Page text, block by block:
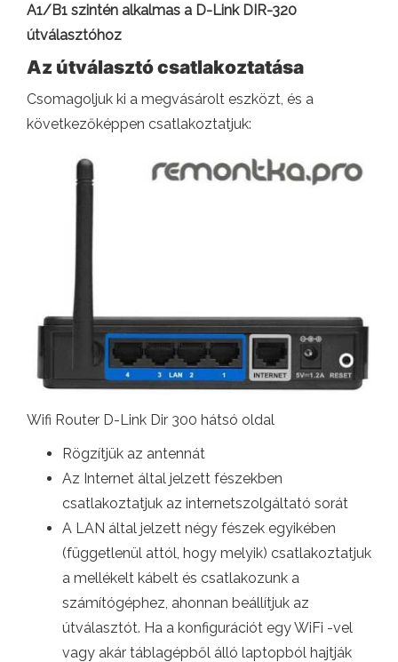
A1/B1 szintén alkalmas a D-Link DIR-320
útválasztóhoz
Az útválasztó csatlakoztatása
Csomagoljuk ki a megvásárolt eszközt, és a
következőképpen csatlakoztatjuk:
Wifi Router D-Link Dir 300 hátsó oldal
Rögzítjük az antennát
Az Internet által jelzett fészekben
csatlakoztatjuk az internetszolgáltató sorát
A LAN által jelzett négy fészek egyikében
(függetlenül attól, hogy melyik) csatlakoztatjuk
a mellékelt kábelt és csatlakozunk a
számítógéphez, ahonnan beállítjuk az
útválasztót. Ha a konfigurációt egy WiFi -vel
vagy akár táblagépből álló laptopból hajtják